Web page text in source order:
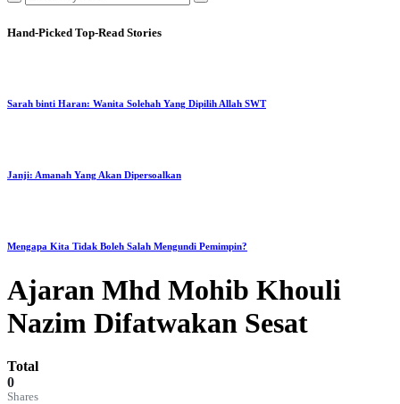
Hand-Picked Top-Read Stories
Sarah binti Haran: Wanita Solehah Yang Dipilih Allah SWT
Janji: Amanah Yang Akan Dipersoalkan
Mengapa Kita Tidak Boleh Salah Mengundi Pemimpin?
Ajaran Mhd Mohib Khouli
Nazim Difatwakan Sesat
Total
0
Shares